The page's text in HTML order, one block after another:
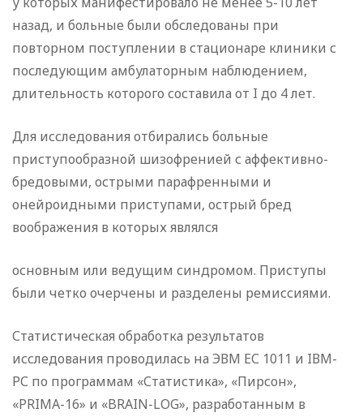
назад, и больные были обследованы при
повторном поступлении в стационаре клиники с
последующим амбулаторным наблюдением,
длительность которого составила от I до 4 лет.
Для исследования отбирались больные
приступообразной шизофренией с аффективно-
бредовыми, острыми парафренными и
онейроидными приступами, острый бред
воображения в которых являлся
основным или ведущим синдромом. Приступы
были четко очерчены и разделены ремиссиями.
Статистическая обработка результатов
исследования проводилась на ЭВМ ЕС 1011 и IВМ-
РС по программам «Статистика», «Пирсон»,
«PRIMA-16» и «BRAIN-LOG», разработанным в